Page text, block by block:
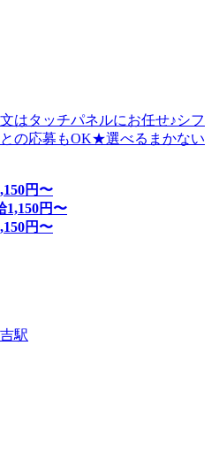
はタッチパネルにお任せ♪シフ
の応募もOK★選べるまかない
円〜
1,150円〜
円〜
駅